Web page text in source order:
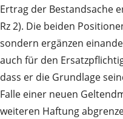
Ertrag der Bestandsache
Rz 2). Die beiden
sondern ergänzen
auch für den
dass er die Grundlage
Falle einer neuen
weiteren Haftung